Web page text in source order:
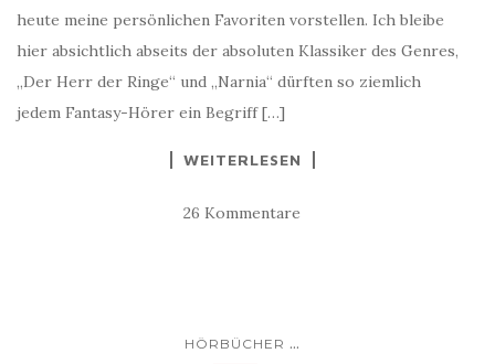
heute meine persönlichen Favoriten vorstellen. Ich bleibe
hier absichtlich abseits der absoluten Klassiker des Genres,
„Der Herr der Ringe“ und „Narnia“ dürften so ziemlich
jedem Fantasy-Hörer ein Begriff […]
WEITERLESEN
26 Kommentare
HÖRBÜCHER ...